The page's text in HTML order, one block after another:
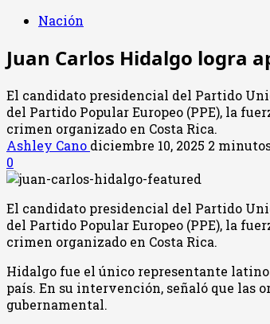
Nación
Juan Carlos Hidalgo logra
El candidato presidencial del Partido
del Partido Popular Europeo (PPE), la
crimen organizado en Costa Rica.
Ashley Cano diciembre 10, 2025 2
0
El candidato presidencial del Partido
del Partido Popular Europeo (PPE), la
crimen organizado en Costa Rica.
Hidalgo fue el único representante
país. En su intervención, señaló que las
gubernamental.